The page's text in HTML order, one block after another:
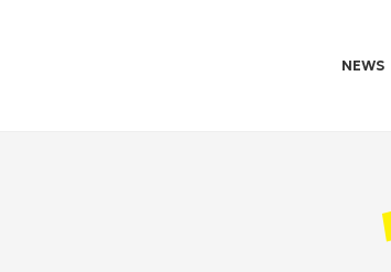
NEWS